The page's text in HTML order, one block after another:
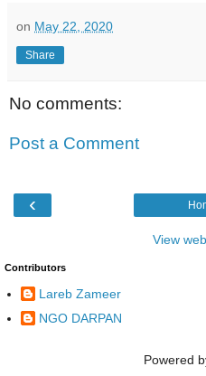
on May 22, 2020
Share
No comments:
Post a Comment
‹
View
Contributors
Lareb Zameer
NGO DARPAN
Powered